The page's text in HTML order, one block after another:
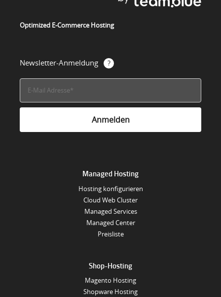
Optimized E-Commerce Hosting
Newsletter-Anmeldung
Managed Hosting
Hosting konfigurieren
Cloud Web Cluster
Managed Services
Managed Center
Preisliste
Shop-Hosting
Magento Hosting
Shopware Hosting